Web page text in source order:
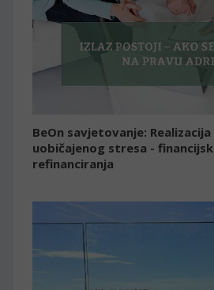
BeOn savjetovanje:
uobičajenog stresa -
refinanciranja